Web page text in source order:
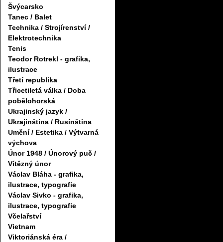
Švýcarsko
Tanec / Balet
Technika / Strojírenství /
Elektrotechnika
Tenis
Teodor Rotrekl - grafika,
ilustrace
Třetí republika
Třicetiletá válka / Doba
pobělohorská
Ukrajinský jazyk /
Ukrajinština / Rusínština
Umění / Estetika / Výtvarná
výchova
Únor 1948 / Únorový puč /
Vítězný únor
Václav Bláha - grafika,
ilustrace, typografie
Václav Sivko - grafika,
ilustrace, typografie
Včelařství
Vietnam
Viktoriánská éra /